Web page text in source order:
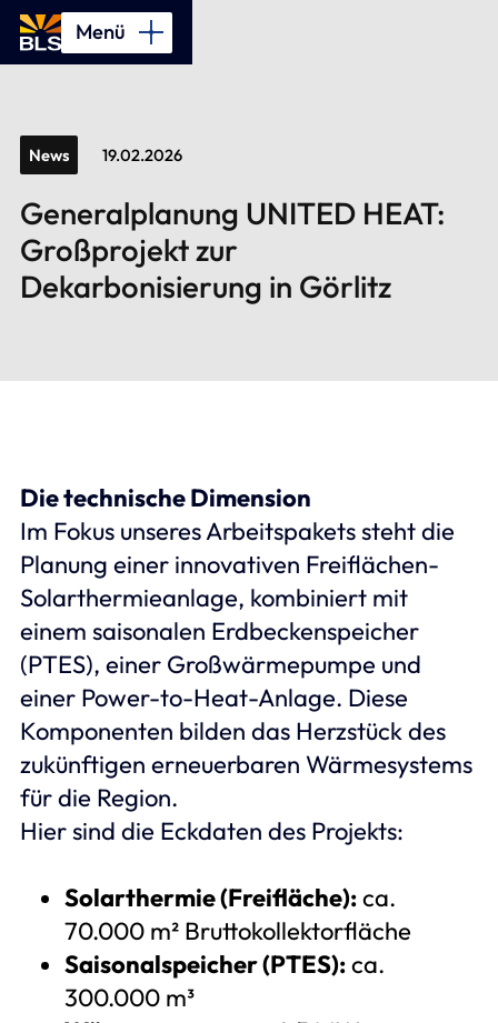
Menü
News 19.02.2026
Generalplanung UNITED HEAT:
Großprojektzur
Dekarbonisierung in Görlitz
Die technische Dimension
Im Fokus unseres Arbeitspakets steht die
Planung einer innovativen Freiflächen-
Solarthermieanlage, kombiniert mit
einem saisonalen Erdbeckenspeicher
(PTES), einer Großwärmepumpe und
einer Power-to-Heat-Anlage. Diese
Komponenten bilden das Herzstück des
zukünftigen erneuerbaren Wärmesystems
für die Region.
Hier sind die Eckdaten des Projekts:
Solarthermie (Freifläche):ca.
70.000 m² Bruttokollektorfläche
Saisonalspeicher (PTES):ca.
300.000 m³